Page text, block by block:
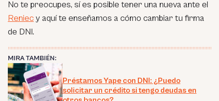
No te preocupes, sí es posible tener una nueva ante el
Reniecy aquí te enseñamos a cómo cambiar tu firma
de DNI.
MIRA TAMBIÉN:
Préstamos Yape con DNI: ¿Puedo
solicitar un crédito si tengo deudas en